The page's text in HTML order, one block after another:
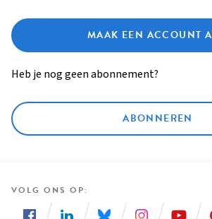
MAAK EEN ACCOUNT
Heb je nog geen abonnement?
ABONNEREN
VOLG ONS OP